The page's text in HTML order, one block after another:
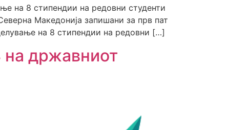
8 стипендии на редовни студенти
Македонија запишани за прв пат
на 8 стипендии на редовни […]
државниот